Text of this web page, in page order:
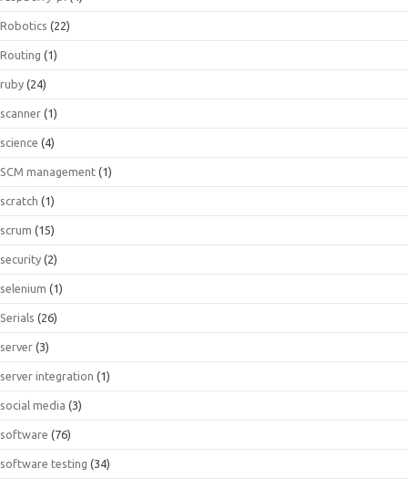
Robotics (22)
Routing (1)
ruby (24)
scanner (1)
science (4)
SCM management (1)
scratch (1)
scrum (15)
security (2)
selenium (1)
Serials (26)
server (3)
server integration (1)
social media (3)
software (76)
software testing (34)